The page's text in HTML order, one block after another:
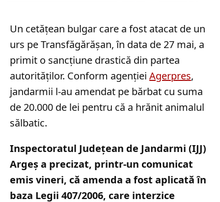
Un cetățean bulgar care a fost atacat de un
urs pe Transfăgărășan, în data de 27 mai, a
primit o sancțiune drastică din partea
autorităților. Conform agenției Agerpres,
jandarmii l-au amendat pe bărbat cu suma
de 20.000 de lei pentru că a hrănit animalul
sălbatic.
Inspectoratul Județean de Jandarmi (IJJ)
Argeș a precizat, printr-un comunicat
emis vineri, că amenda a fost aplicată în
baza Legii 407/2006, care interzice